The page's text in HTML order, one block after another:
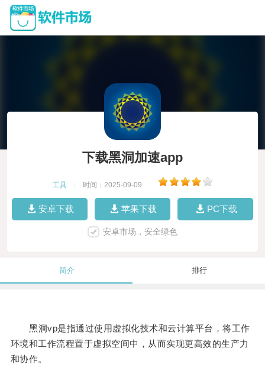
下载黑洞加速app
工具 时间：2025-09-09
安卓下载 苹果下载 PC下载
安卓市场，安全绿色
简介 排行
黑洞vp是指通过使用虚拟化技术和云计算平台，将工作
环境和工作流程置于虚拟空间中，从而实现更高效的生产力
和协作。